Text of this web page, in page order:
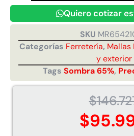
Quiero cotizar
SKU
Categorías Ferretería, Mallas
y exterior
Tags Sombra 65%,
$
$
Juego Modular 02
QplayGround